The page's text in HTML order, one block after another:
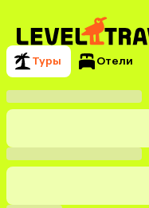
Туры Отели